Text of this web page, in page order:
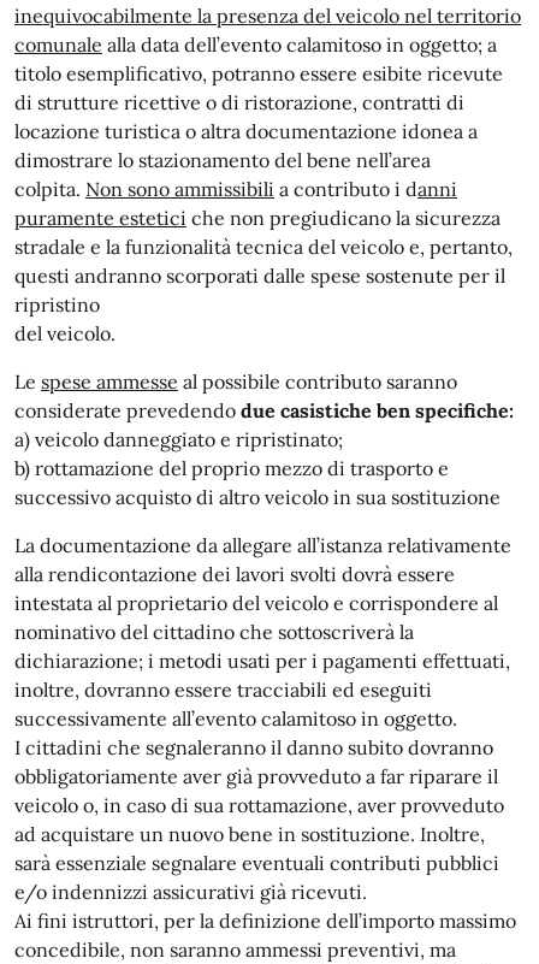
inequivocabilmente la presenza del veicolo nel territorio
comunale alla data dell’evento calamitoso in oggetto; a
titolo esemplificativo, potranno essere esibite ricevute
di strutture ricettive o di ristorazione, contratti di
locazione turistica o altra documentazione idonea a
dimostrare lo stazionamento del bene nell’area
colpita. Non sono ammissibili a contributo i danni
puramente estetici che non pregiudicano la sicurezza
stradale e la funzionalità tecnica del veicolo e, pertanto,
questi andranno scorporati dalle spese sostenute per il
ripristino
del veicolo.
Le spese ammesse al possibile contributo saranno
considerate prevedendo due casistiche ben specifiche:
a) veicolo danneggiato e ripristinato;
b) rottamazione del proprio mezzo di trasporto e
successivo acquisto di altro veicolo in sua sostituzione
La documentazione da allegare all’istanza relativamente
alla rendicontazione dei lavori svolti dovrà essere
intestata al proprietario del veicolo e corrispondere al
nominativo del cittadino che sottoscriverà la
dichiarazione; i metodi usati per i pagamenti effettuati,
inoltre, dovranno essere tracciabili ed eseguiti
successivamente all’evento calamitoso in oggetto.
I cittadini che segnaleranno il danno subito dovranno
obbligatoriamente aver già provveduto a far riparare il
veicolo o, in caso di sua rottamazione, aver provveduto
ad acquistare un nuovo bene in sostituzione. Inoltre,
sarà essenziale segnalare eventuali contributi pubblici
e/o indennizzi assicurativi già ricevuti.
Ai fini istruttori, per la definizione dell’importo massimo
concedibile, non saranno ammessi preventivi, ma